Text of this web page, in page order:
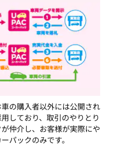
の購入者以外には公開され
しており、取引のやりとり
仲介し、お客様が実際にや
パックのみです。